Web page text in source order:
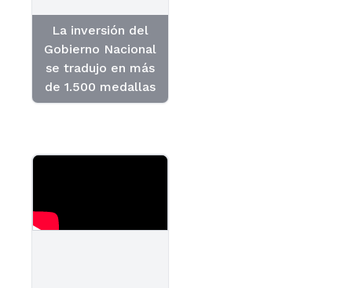
La inversión del
Gobierno Nacional
se tradujo en más
de 1.500 medallas